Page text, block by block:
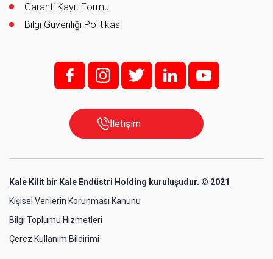
Garanti Kayıt Formu
Bilgi Güvenliği Politikası
f; i; t l y
İletişim
Kale Kilit bir Kale Endüstri Holding kuruluşudur. © 2021
Kişisel Verilerin Korunması Kanunu
Bilgi Toplumu Hizmetleri
Çerez Kullanım Bildirimi